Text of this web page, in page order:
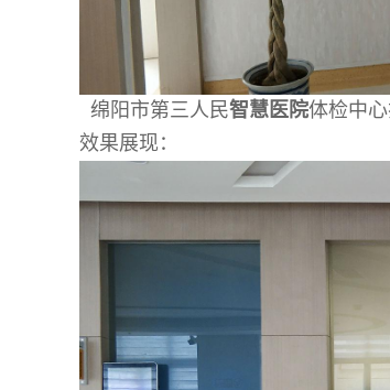
绵阳市第三人民智慧医院体检中
效果展现：